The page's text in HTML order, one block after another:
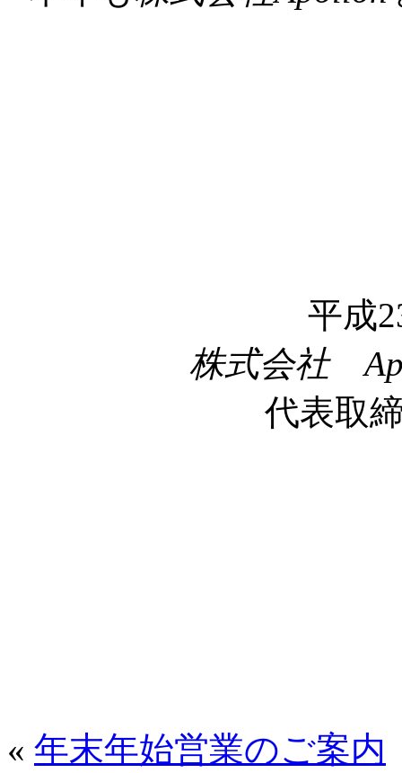
平成
株式会社
代表取
« 年末年始営業のご案内